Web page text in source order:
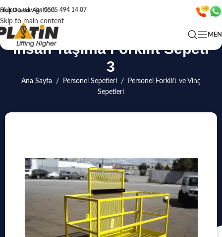
Skip to navigation
Skip to main content
Hızlı Destek Alın0505 494 14 07
İnsan Taşıma Forklift Sepeti
3
Ana Sayfa / Personel Sepetleri /
Personel Forklift ve Vinç
Sepetleri